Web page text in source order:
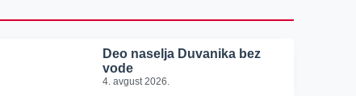
Deo naselja Duvanika bez
vode
4. avgust 2026.